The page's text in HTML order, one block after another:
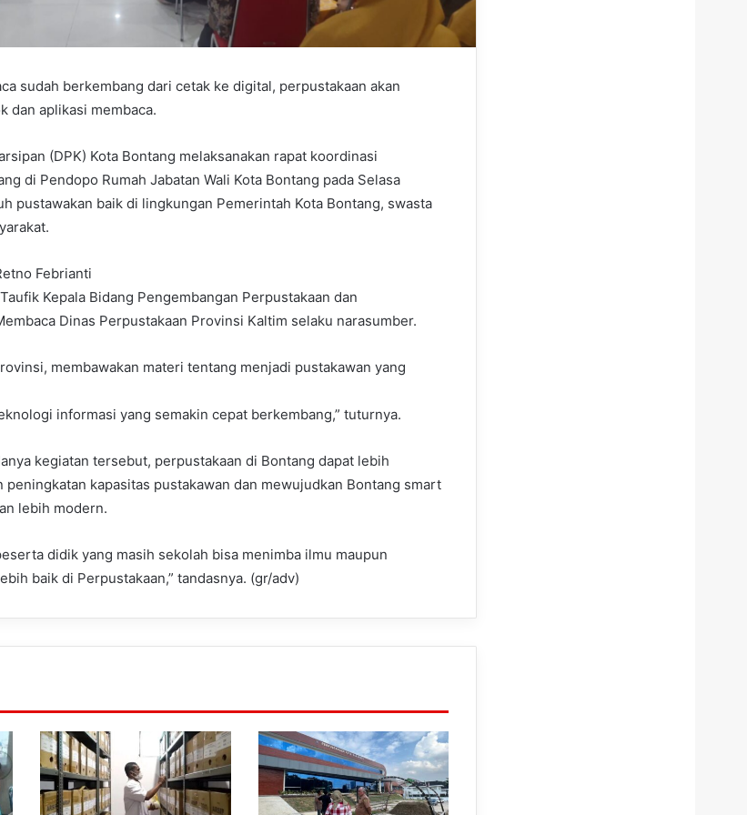
sudah berkembang dari cetak ke digital, perpustakaan akan
dan aplikasi membaca.
(DPK) Kota Bontang melaksanakan rapat koordinasi
di Pendopo Rumah Jabatan Wali Kota Bontang pada Selasa
pustawakan baik di lingkungan Pemerintah Kota Bontang, swasta
Febrianti
Kepala Bidang Pengembangan Perpustakaan dan
Dinas Perpustakaan Provinsi Kaltim selaku narasumber.
membawakan materi tentang menjadi pustakawan yang
informasi yang semakin cepat berkembang,” tuturnya.
kegiatan tersebut, perpustakaan di Bontang dapat lebih
kapasitas pustakawan dan mewujudkan Bontang smart
lebih modern.
didik yang masih sekolah bisa menimba ilmu maupun
baik di Perpustakaan,” tandasnya. (gr/adv)